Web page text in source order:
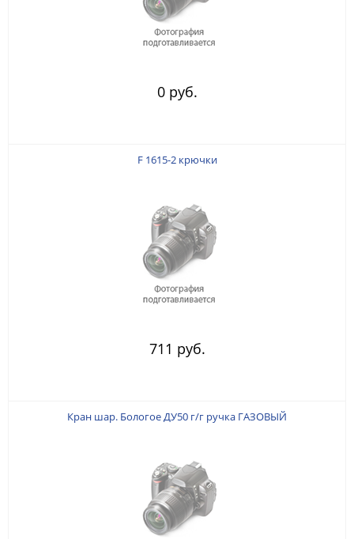
0 руб.
F 1615-2 крючки
711 руб.
Кран шар. Бологое ДУ50 г/г ручка ГАЗОВЫЙ